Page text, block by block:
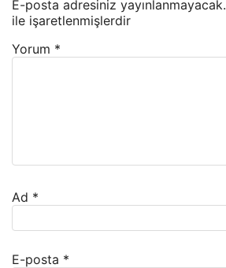
E-posta adresiniz yayınlanmayacak.
ile işaretlenmişlerdir
Yorum *
Ad *
E-posta *